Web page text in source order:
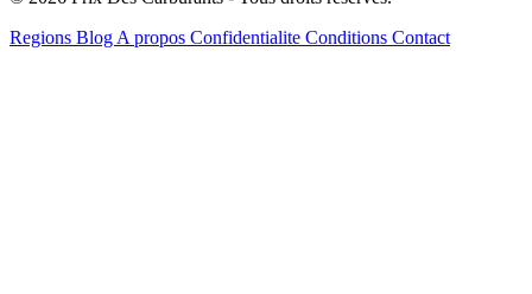
Regions Blog A propos Confidentialite Conditions Contact